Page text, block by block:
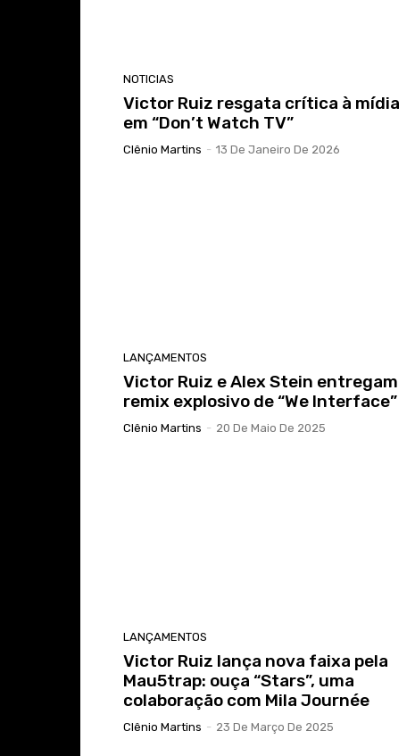
NOTICIAS
Victor Ruiz resgata crítica à mídia
em “Don’t Watch TV”
Clênio Martins - 13 De Janeiro De 2026
LANÇAMENTOS
Victor Ruiz e Alex Stein entregam
remix explosivo de “We Interface”
Clênio Martins - 20 De Maio De 2025
LANÇAMENTOS
Victor Ruiz lança nova faixa pela
Mau5trap: ouça “Stars”, uma
colaboração com Mila Journée
Clênio Martins - 23 De Março De 2025